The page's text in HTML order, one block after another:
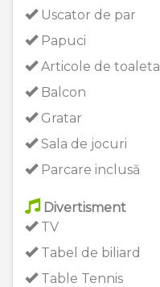
Uscator de par
Papuci
Articole de toaleta
Balcon
Gratar
Sala de jocuri
Parcare inclusă
Divertisment
TV
Tabel de biliard
Table Tennis